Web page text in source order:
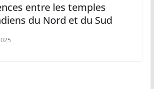
entre les temples
du Nord et du Sud